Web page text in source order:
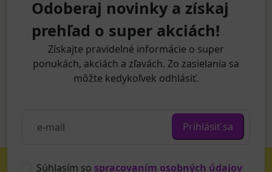
Odoberaj novinky a získaj
prehľad o super akciách!
Získajte pravidelné informácie o super
ponukách, akciách a zľavách. Zo zasielania sa
môžte kedykoľvek odhlásiť.
Prihlásiť sa
Súhlasím so spracovaním osobných údajov